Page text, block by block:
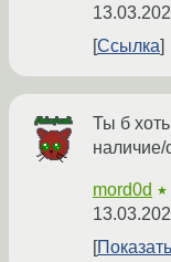
Ссылка
Ты б
наличие/
mord0d